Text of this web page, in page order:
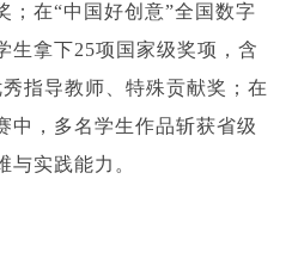
；在“中国好创意”全国数字
生拿下25项国家级奖项，含
指导教师、特殊贡献奖；在
中，多名学生作品斩获省级
与实践能力。